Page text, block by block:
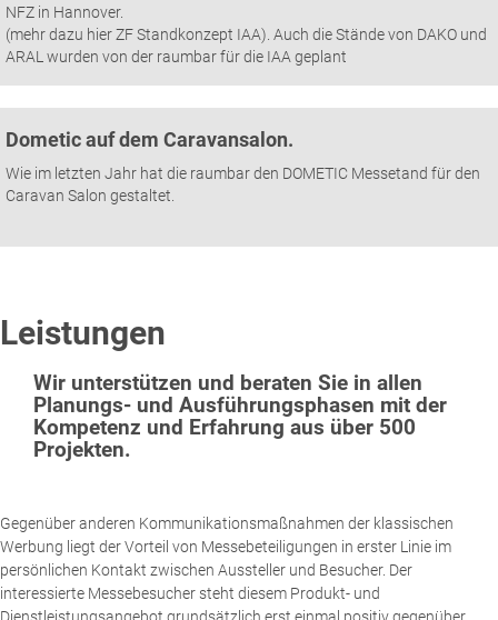
NFZ in Hannover.
(mehr dazu hier ZF Standkonzept IAA). Auch die Stände von DAKO und
ARAL wurden von der raumbar für die IAA geplant
Dometic auf dem Caravansalon.
Wie im letzten Jahr hat die raumbar den DOMETIC Messetand für den
Caravan Salon gestaltet.
Leistungen
Wir unterstützen und beraten Sie in allen
Planungs- und Ausführungsphasen mit der
Kompetenz und Erfahrung aus über 500
Projekten.
Gegenüber anderen Kommunikationsmaßnahmen der klassischen
Werbung liegt der Vorteil von Messebeteiligungen in erster Linie im
persönlichen Kontakt zwischen Aussteller und Besucher. Der
interessierte Messebesucher steht diesem Produkt- und